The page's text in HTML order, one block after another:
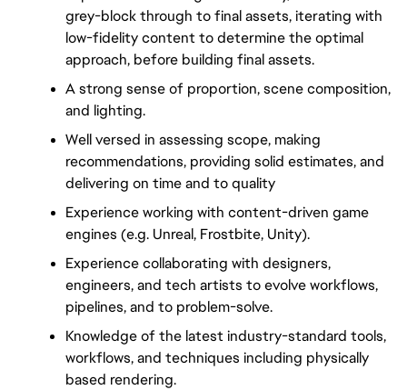
grey-block through to final assets, iterating with
low-fidelity content to determine the optimal
approach, before building final assets.
A strong sense of proportion, scene composition,
and lighting.
Well versed in assessing scope, making
recommendations, providing solid estimates, and
delivering on time and to quality
Experience working with content-driven game
engines (e.g. Unreal, Frostbite, Unity).
Experience collaborating with designers,
engineers, and tech artists to evolve workflows,
pipelines, and to problem-solve.
Knowledge of the latest industry-standard tools,
workflows, and techniques including physically
based rendering.